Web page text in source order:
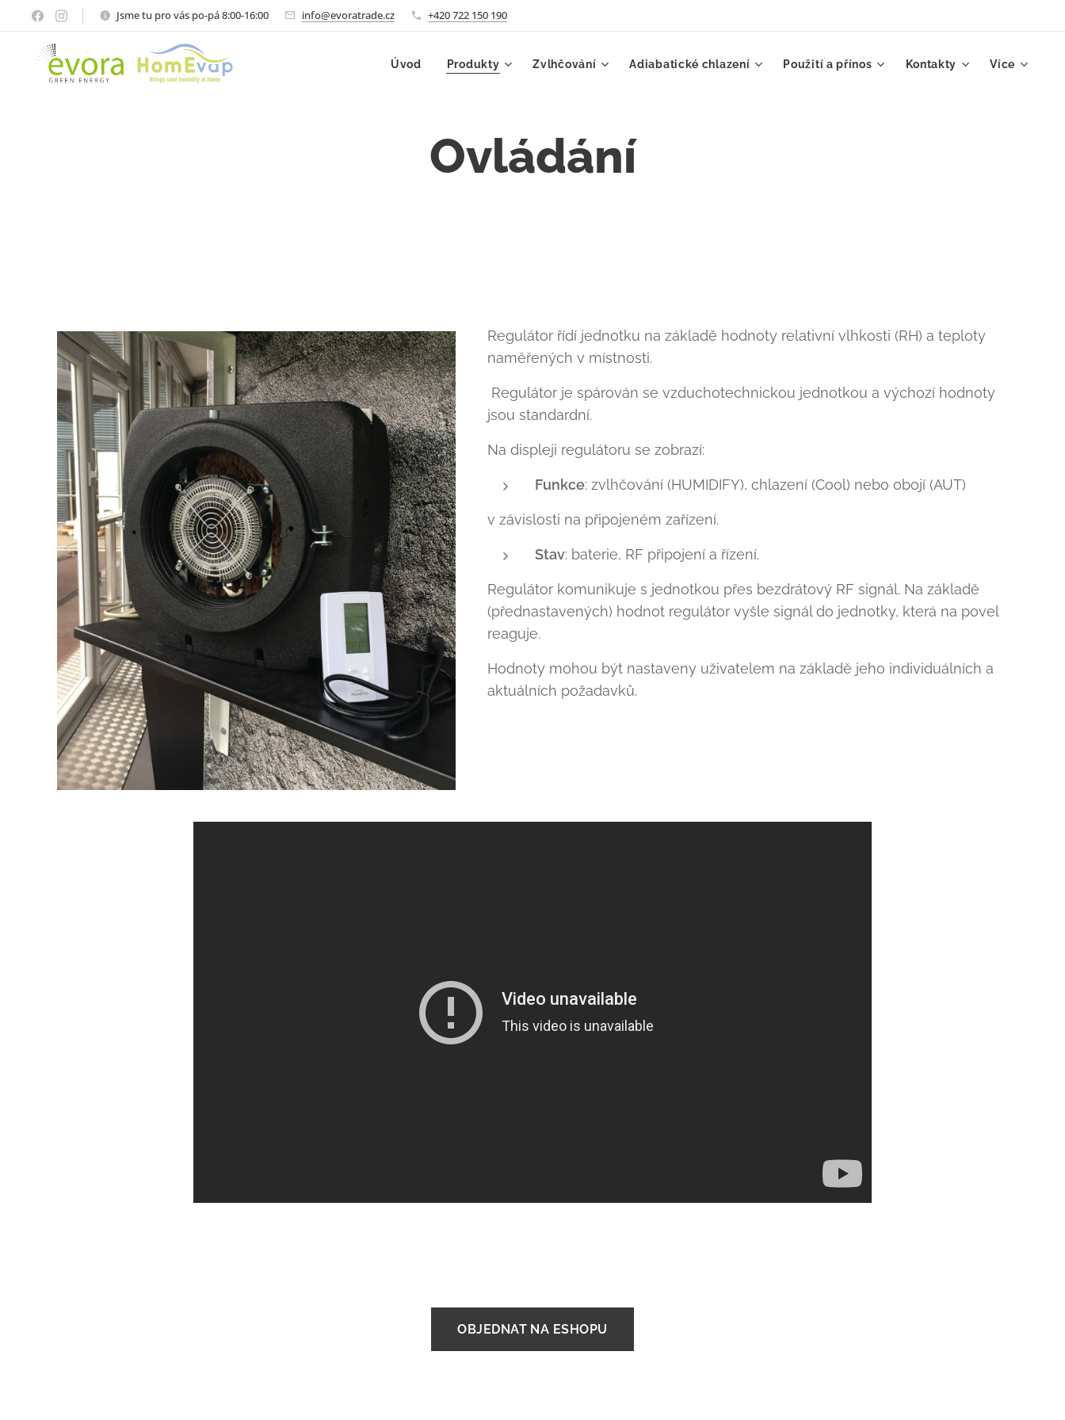
Jsme tu pro vás po-pá 8:00-16:00 info@evoratrade.cz +420 722 150 190
Úvod Produkty Zvlhčování Adiabatické chlazení Použití a přínos Kontakty Více
Ovládání
Regulátor řídí jednotku na základě hodnoty relativní vlhkosti (RH) a teploty
naměřených v místnosti.
Regulátor je spárován se vzduchotechnickou jednotkou a výchozí hodnoty
jsou standardní.
Na displeji regulátoru se zobrazí:
Funkce: zvlhčování (HUMIDIFY), chlazení (Cool) nebo obojí (AUT)
v závislosti na připojeném zařízení.
Stav: baterie, RF připojení a řízení.
Regulátor komunikuje s jednotkou přes bezdrátový RF signál. Na základě
(přednastavených) hodnot regulátor vyšle signál do jednotky, která na povel
reaguje.
Hodnoty mohou být nastaveny uživatelem na základě jeho individuálních a
aktuálních požadavků.
OBJEDNAT NA ESHOPU